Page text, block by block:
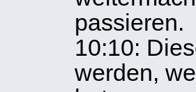
passieren.
10:10:
werden,